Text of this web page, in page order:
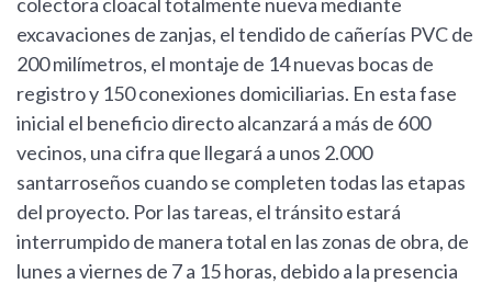
excavaciones de zanjas, el tendido de cañerías PVC de
200 milímetros, el montaje de 14 nuevas bocas de
registro y 150 conexiones domiciliarias. En esta fase
inicial el beneficio directo alcanzará a más de 600
vecinos, una cifra que llegará a unos 2.000
santarroseños cuando se completen todas las etapas
del proyecto. Por las tareas, el tránsito estará
interrumpido de manera total en las zonas de obra, de
lunes a viernes de 7 a 15 horas, debido a la presencia